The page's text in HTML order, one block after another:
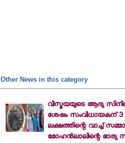
Other News in this category
വിസ്മയയുടെ ആദ്യ
ശേഷം സംവിധായകന് 3
ലക്ഷത്തിന്റെ വാച്ച്
മോഹന്‍ലാലിന്റെ ഭാര്യ